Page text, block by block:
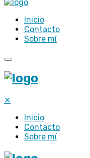
Inicio
Contacto
Sobre mí
✕
Inicio
Contacto
Sobre mí